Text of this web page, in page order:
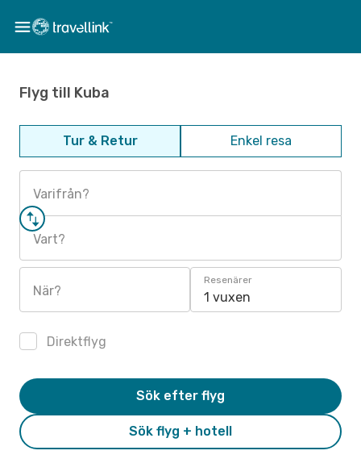
Flyg till Kuba
Tur & Retur Enkel resa
Varifrån?
Vart?
När?
Resenärer
1 vuxen
Direktflyg
Sök flyg + hotell
Sök efter flyg